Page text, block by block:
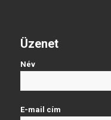
Üzenet
Név
E-mail cím